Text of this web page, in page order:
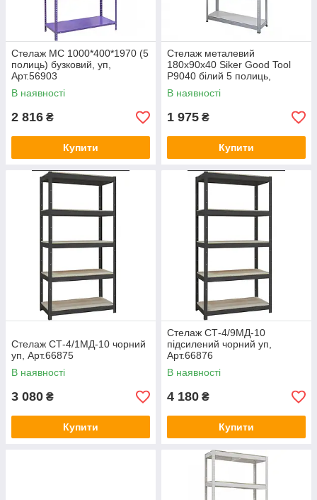
Стелаж МС 1000*400*1970 (5
полиць) бузковий, уп,
Арт.56903
В наявності
2 816 ₴
Купити
Стелаж металевий
180х90х40 Siker Good Tool
P9040 білий 5 полиць,
Арт.62907
В наявності
1 975 ₴
Купити
Стелаж СТ-4/1МД-10 чорний
уп, Арт.66875
В наявності
3 080 ₴
Купити
Стелаж СТ-4/9МД-10
підсилений чорний уп,
Арт.66876
В наявності
4 180 ₴
Купити